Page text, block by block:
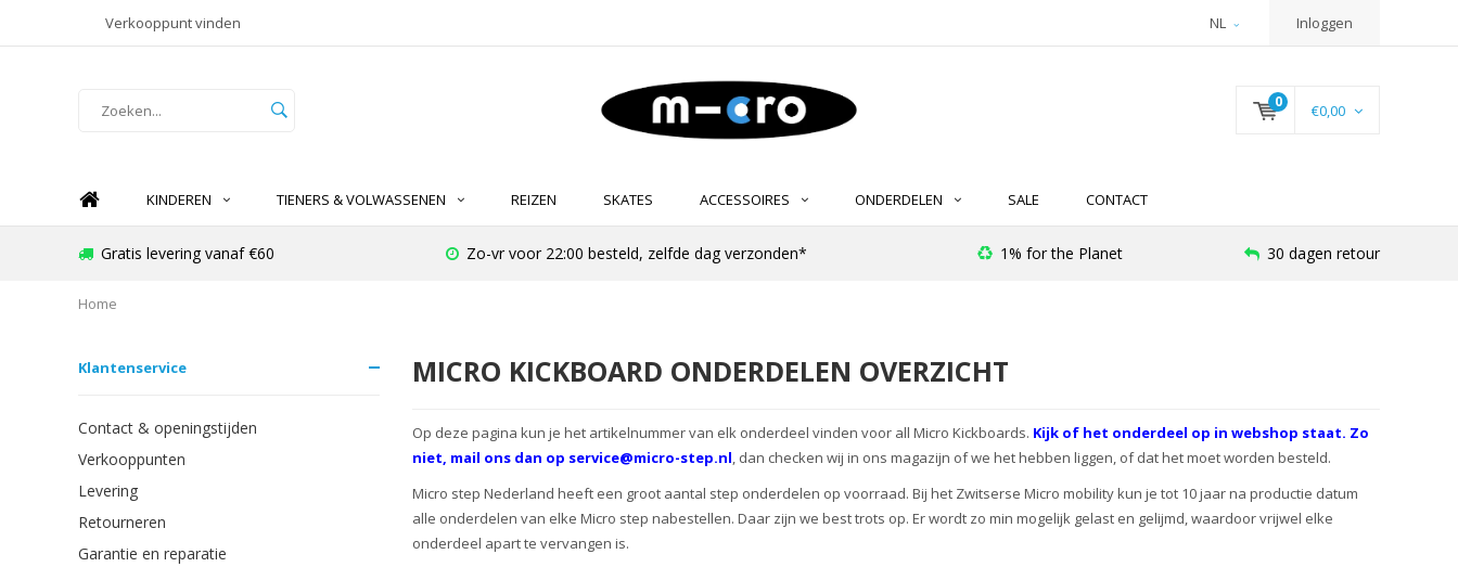
Verkooppunt vinden NL Inloggen
0 €0,00
KINDEREN TIENERS & VOLWASSENEN REIZEN SKATES ACCESSOIRES ONDERDELEN SALE CONTACT
Gratis levering vanaf €60 Zo-vr voor 22:00 besteld, zelfde dag verzonden* 1% for the Planet 30 dagen retour
Home
Klantenservice
Contact & openingstijden
Verkooppunten
Levering
Retourneren
Garantie en reparatie
MICRO KICKBOARD ONDERDELEN OVERZICHT
Op deze pagina kun je het artikelnummer van elk onderdeel vinden voor all Micro Kickboards. Kijk of het onderdeel op in webshop staat. Zo
niet, mail ons dan op service@micro-step.nl, dan checken wij in ons magazijn of we het hebben liggen, of dat het moet worden besteld.
Micro step Nederland heeft een groot aantal step onderdelen op voorraad. Bij het Zwitserse Micro mobility kun je tot 10 jaar na productie datum
alle onderdelen van elke Micro step nabestellen. Daar zijn we best trots op. Er wordt zo min mogelijk gelast en gelijmd, waardoor vrijwel elke
onderdeel apart te vervangen is.